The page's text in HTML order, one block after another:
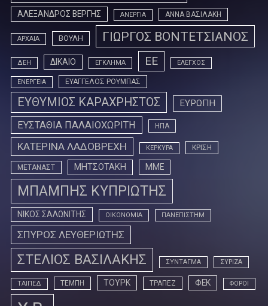
ΑΛΕΞΑΝΔΡΟΣ ΒΕΡΓΗΣ ΑΝΕΡΓΙΑ ΑΝΝΑ ΒΑΣΙΛΑΚΗ
ΑΡΧΑΙΑ ΒΟΥΛΗ ΓΙΩΡΓΟΣ ΒΟΝΤΕΤΣΙΑΝΟΣ
ΔΕΗ ΔΙΚΑΙΟ ΕΓΚΛΗΜΑ ΕΕ ΕΛΕΓΧΟΣ
ΕΝΕΡΓΕΙΑ ΕΥΑΓΓΕΛΟΣ ΡΟΥΜΠΑΣ
ΕΥΘΥΜΙΟΣ ΚΑΡΑΧΡΗΣΤΟΣ ΕΥΡΩΠΗ
ΕΥΣΤΑΘΙΑ ΠΑΛΑΙΟΧΩΡΙΤΗ ΗΠΑ
ΚΑΤΕΡΙΝΑ ΛΑΔΟΒΡΕΧΗ ΚΕΡΚΥΡΑ ΚΡΙΣΗ
ΜΕΤΑΝΑΣΤ ΜΗΤΣΟΤΑΚΗ ΜΜΕ
ΜΠΑΜΠΗΣ ΚΥΠΡΙΩΤΗΣ
ΝΙΚΟΣ ΣΑΛΩΝΙΤΗΣ ΟΙΚΟΝΟΜΙΑ ΠΑΝΕΠΙΣΤΗΜ
ΣΠΥΡΟΣ ΛΕΥΘΕΡΙΩΤΗΣ
ΣΤΕΛΙΟΣ ΒΑΣΙΛΑΚΗΣ ΣΥΝΤΑΓΜΑ ΣΥΡΙΖΑ
ΤΑΙΠΕΔ ΤΕΜΠΗ ΤΟΥΡΚ ΤΡΑΠΕΖ ΦΕΚ ΦΟΡΟΙ